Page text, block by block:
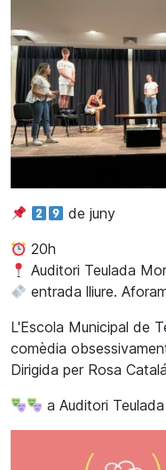
de juny
20h
Auditori Teulada
entrada lliure.
L'Escola Municipal de
comèdia
Dirigida per Rosa
a Auditori